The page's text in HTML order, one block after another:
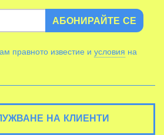
АБОНИРАЙТЕ СЕ
правното известие и условия
НА КЛИЕНТИ